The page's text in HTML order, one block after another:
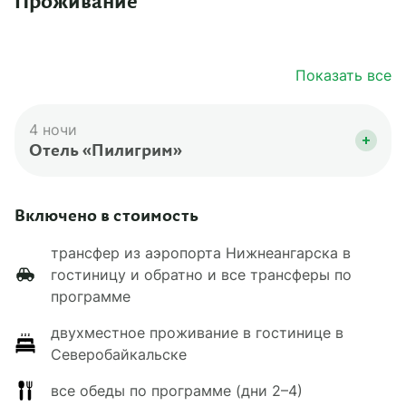
Вечером вас ждет прощальный ужин.
Показать все
4 ночи
Отель «Пилигрим»
Северобайкальска. Вы будете жить в
или двумя односпальными кроватями. В
номере: телевизор, холодильник, чайник, халат
и тапочки. Работает Wi-Fi.
Включено в стоимость
трансфер из аэропорта Нижнеангарска в
гостиницу и обратно и все трансферы по
программе
двухместное проживание в гостинице в
Северобайкальске
все обеды по программе (дни 2–4)